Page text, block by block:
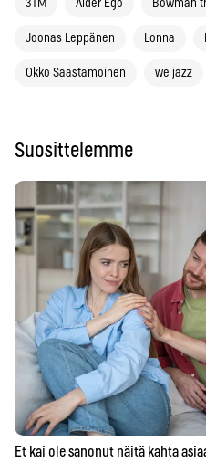
3TM Alder Ego Bowman
Joonas Leppänen Lonna
Okko Saastamoinen we jazz
Suosittelemme
Et kai ole sanonut näitä kahta